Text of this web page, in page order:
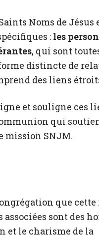
Noms de Jésus
: les
, qui sont
distincte de
des liens
et souligne ces
qui
mission SNJM.
que
sont des
et le charisme de la